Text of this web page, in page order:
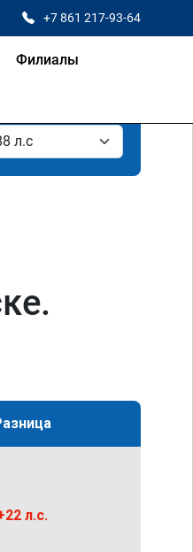
+7 861 217-93-64
Филиалы
л.с.